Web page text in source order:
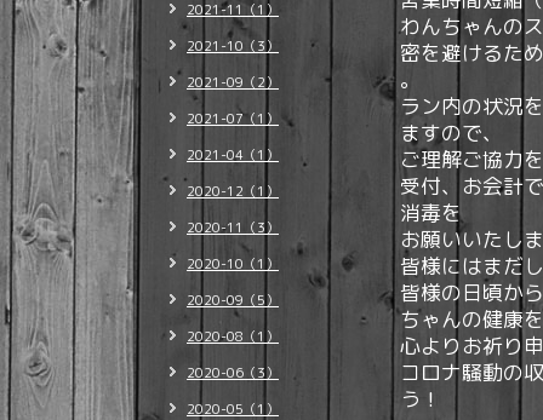
わんちゃんの
密を避けるた
。
ラン内の状況
ますので、
ご理解ご協力
受付、お会計
消毒を
お願いいたし
皆様にはまだ
‍皆様の日頃か
ちゃんの健康を
心よりお祈り
コロナ騒動の
う！
2021-11（1）
2021-10（3）
2021-09（2）
2021-07（1）
2021-04（1）
2020-12（1）
2020-11（3）
2020-10（1）
2020-09（5）
2020-08（1）
2020-06（3）
2020-05（1）